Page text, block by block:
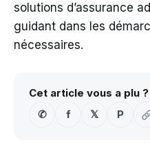
solutions d’assurance
guidant dans les
nécessaires.
Cet article vous a plu
✆
f 𝕏 P